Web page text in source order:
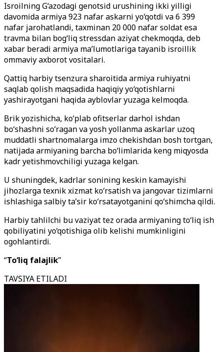
Isroilning G‘azodagi genotsid urushining ikki yilligi
davomida armiya 923 nafar askarni yo‘qotdi va 6 399
nafar jarohatlandi, taxminan 20 000 nafar soldat esa
travma bilan bog‘liq stressdan aziyat chekmoqda, deb
xabar beradi armiya ma’lumotlariga tayanib isroillik
ommaviy axborot vositalari.
Qattiq harbiy tsenzura sharoitida armiya ruhiyatni
saqlab qolish maqsadida haqiqiy yo‘qotishlarni
yashirayotgani haqida ayblovlar yuzaga kelmoqda.
Brik yozishicha, ko‘plab ofitserlar darhol ishdan
bo‘shashni so‘ragan va yosh yollanma askarlar uzoq
muddatli shartnomalarga imzo chekishdan bosh tortgan,
natijada armiyaning barcha bo‘limlarida keng miqyosda
kadr yetishmovchiligi yuzaga kelgan.
U shuningdek, kadrlar sonining keskin kamayishi
jihozlarga texnik xizmat ko‘rsatish va jangovar tizimlarni
ishlashiga salbiy ta’sir ko‘rsatayotganini qo‘shimcha qildi.
Harbiy tahlilchi bu vaziyat tez orada armiyaning to‘liq ish
qobiliyatini yo‘qotishiga olib kelishi mumkinligini
ogohlantirdi.
“To‘liq falajlik”
TAVSIYA ETILADI